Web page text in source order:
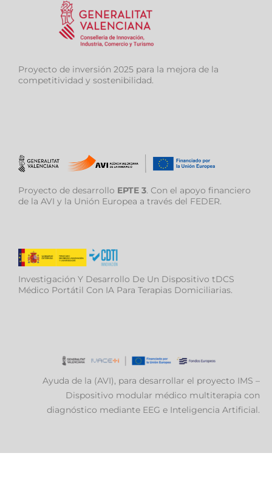
Proyecto de inversión 2025 para la mejora de la
competitividad y sostenibilidad.
Proyecto de desarrollo EPTE 3. Con el apoyo financiero
de la AVI y la Unión Europea a través del FEDER.
Investigación Y Desarrollo De Un Dispositivo tDCS
Médico Portátil Con IA Para Terapias Domiciliarias.
Ayuda de la (AVI), para desarrollar el proyecto IMS –
Dispositivo modular médico multiterapia con
diagnóstico mediante EEG e Inteligencia Artificial.